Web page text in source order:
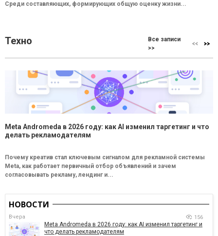
Среди составляющих, формирующих общую оценку жизни...
Техно
Все записи
>>
Meta Andromeda в 2026 году: как AI изменил таргетинг и что
делать рекламодателям
Почему креатив стал ключевым сигналом для рекламной системы
Meta, как работает первичный отбор объявлений и зачем
согласовывать рекламу, лендинг и...
НОВОСТИ
Вчера 156
Meta Andromeda в 2026 году: как AI изменил таргетинг и
что делать рекламодателям